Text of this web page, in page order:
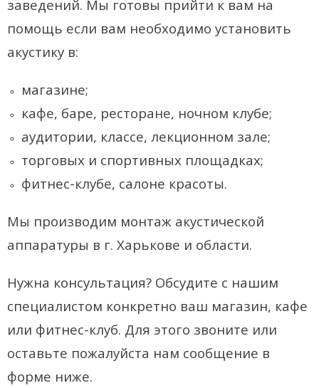
заведений. Мы готовы прийти к вам на
помощь если вам необходимо установить
акустику в:
магазине;
кафе, баре, ресторане, ночном клубе;
аудитории, классе, лекционном зале;
торговых и спортивных площадках;
фитнес-клубе, салоне красоты.
Мы производим монтаж акустической
аппаратуры в г. Харькове и области.
Нужна консультация? Обсудите с нашим
специалистом конкретно ваш магазин, кафе
или фитнес-клуб. Для этого звоните или
оставьте пожалуйста нам сообщение в
форме ниже.